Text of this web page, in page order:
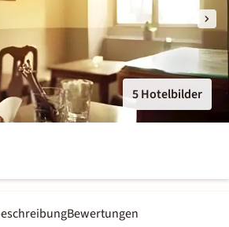
5 Hotelbilder
Bewertungen